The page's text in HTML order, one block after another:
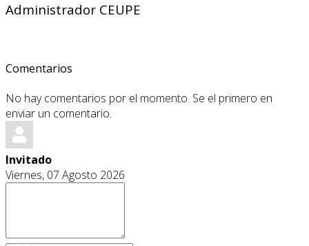
Administrador CEUPE
Comentarios
No hay comentarios por el momento. Se el primero en
enviar un comentario.
Invitado
Viernes, 07 Agosto 2026